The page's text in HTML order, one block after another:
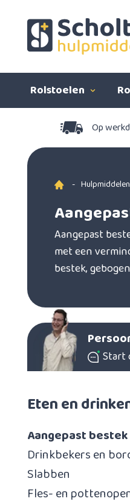
Rolstoelen
Op
- Hulpmiddelen
Aangepast
met een
bestek,
Start
Eten en
Aangepast bestek
Drinkbekers en
Slabben
Fles- en